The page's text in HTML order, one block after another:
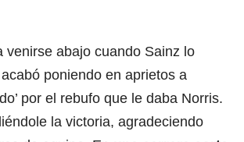
venirse abajo cuando Sainz lo
poniendo en aprietos a
por el rebufo que le daba Norris.
la victoria, agradeciendo